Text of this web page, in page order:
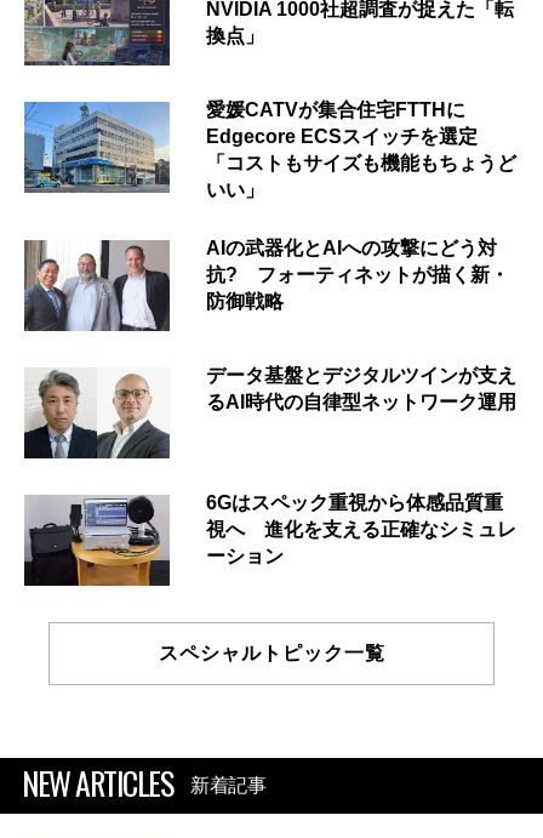
NVIDIA 1000社超調査が捉えた「転
換点」
愛媛CATVが集合住宅FTTHに
Edgecore ECSスイッチを選定
「コストもサイズも機能もちょうど
いい」
AIの武器化とAIへの攻撃にどう対
抗? フォーティネットが描く新・
防御戦略
データ基盤とデジタルツインが支え
るAI時代の自律型ネットワーク運用
6Gはスペック重視から体感品質重
視へ 進化を支える正確なシミュレ
ーション
スペシャルトピック一覧
NEW ARTICLES 新着記事